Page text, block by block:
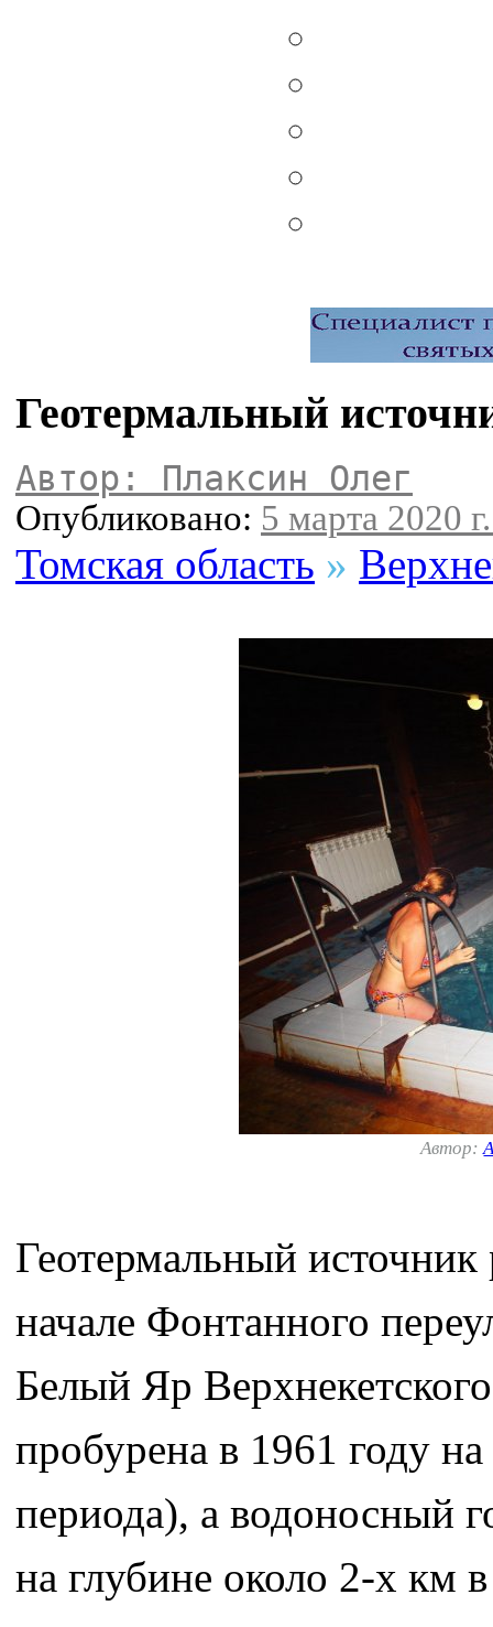
Геотермальный
Автор: Плаксин Олег
Опубликовано: 5 марта 2020
Томская область »
Автор:
Геотермальный
начале Фонтанного
Белый Яр
пробурена в 1961 году
периода), а водоносный
на глубине около 2-х км